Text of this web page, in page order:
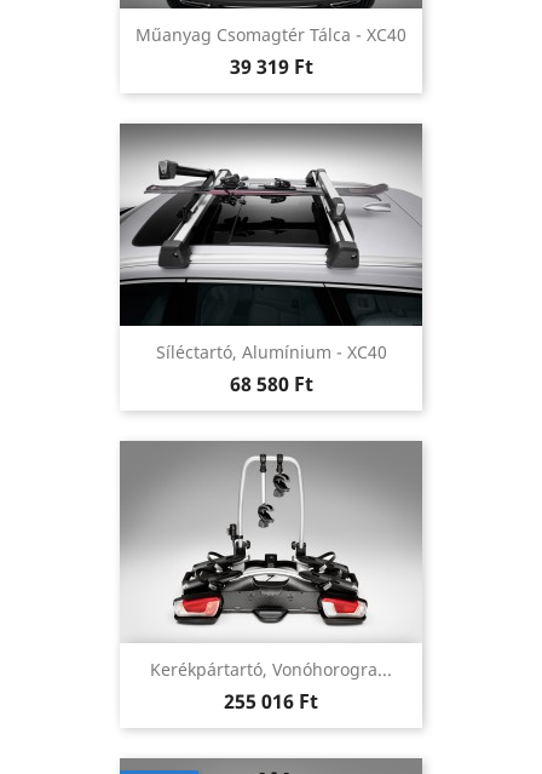
Műanyag Csomagtér Tálca - XC40
Ár
39 319 Ft
Síléctartó, Alumínium - XC40
Ár
68 580 Ft
Kerékpártartó, Vonóhorogra...
Ár
255 016 Ft